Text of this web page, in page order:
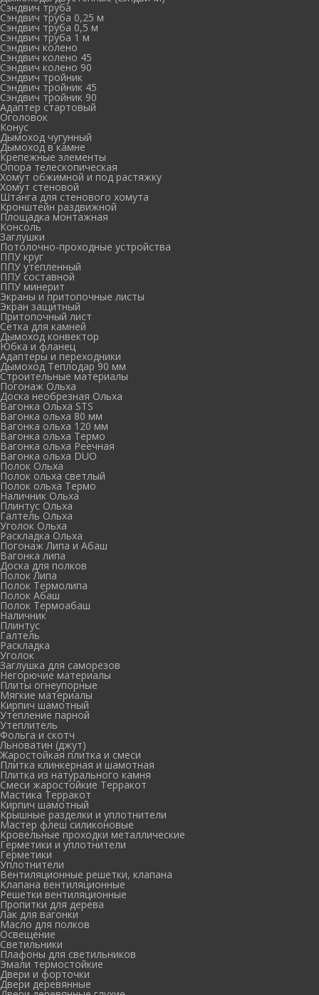
Сэндвич труба
Сэндвич труба 0,25 м
Сэндвич труба 0,5 м
Сэндвич труба 1 м
Сэндвич колено
Сэндвич колено 45
Сэндвич колено 90
Сэндвич тройник
Сэндвич тройник 45
Сэндвич тройник 90
Адаптер стартовый
Оголовок
Конус
Дымоход чугунный
Дымоход в камне
Крепежные элементы
Опора телескопическая
Хомут обжимной и под растяжку
Хомут стеновой
Штанга для стенового хомута
Кронштейн раздвижной
Площадка монтажная
Консоль
Заглушки
Потолочно-проходные устройства
ППУ круг
ППУ утепленный
ППУ составной
ППУ минерит
Экраны и притопочные листы
Экран защитный
Притопочный лист
Сетка для камней
Дымоход конвектор
Юбка и фланец
Адаптеры и переходники
Дымоход Теплодар 90 мм
Cтроительные материалы
Погонаж Ольха
Доска необрезная Ольха
Вагонка Ольха STS
Вагонка ольха 80 мм
Вагонка ольха 120 мм
Вагонка ольха Термо
Вагонка ольха Реечная
Вагонка ольха DUO
Полок Ольха
Полок ольха светлый
Полок ольха Термо
Наличник Ольха
Плинтус Ольха
Галтель Ольха
Уголок Ольха
Раскладка Ольха
Погонаж Липа и Абаш
Вагонка липа
Доска для полков
Полок Липа
Полок Термолипа
Полок Абаш
Полок Термоабаш
Наличник
Плинтус
Галтель
Раскладка
Уголок
Заглушка для саморезов
Негорючие материалы
Плиты огнеупорные
Мягкие материалы
Кирпич шамотный
Утепление парной
Утеплитель
Фольга и скотч
Льноватин (джут)
Жаростойкая плитка и смеси
Плитка клинкерная и шамотная
Плитка из натурального камня
Смеси жаростойкие Терракот
Мастика Терракот
Кирпич шамотный
Крышные разделки и уплотнители
Мастер флеш силиконовые
Кровельные проходки металлические
Герметики и уплотнители
Герметики
Уплотнители
Вентиляционные решетки, клапана
Клапана вентиляционные
Решетки вентиляционные
Пропитки для дерева
Лак для вагонки
Масло для полков
Освещение
Светильники
Плафоны для светильников
Эмали термостойкие
Двери и форточки
Двери деревянные